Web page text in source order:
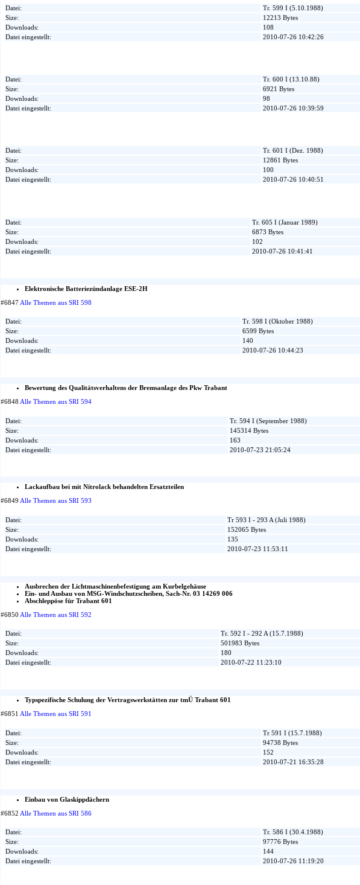
Datei:
Tr. 599 I (5.10.1988)
Size:
12213 Bytes
Downloads:
108
Datei eingestellt:
2010-07-26 10:42:26
Datei:
Tr. 600 I (13.10.88)
Size:
6921 Bytes
Downloads:
98
Datei eingestellt:
2010-07-26 10:39:59
Datei:
Tr. 601 I (Dez. 1988)
Size:
12861 Bytes
Downloads:
100
Datei eingestellt:
2010-07-26 10:40:51
Datei:
Tr. 605 I (Januar 1989)
Size:
6873 Bytes
Downloads:
102
Datei eingestellt:
2010-07-26 10:41:41
Elektronische Batteriezündanlage ESE-2H
#6847 Alle Themen aus SRI 598
Datei:
Tr. 598 I (Oktober 1988)
Size:
6599 Bytes
Downloads:
140
Datei eingestellt:
2010-07-26 10:44:23
Bewertung des Qualitätsverhaltens der Bremsanlage des Pkw Trabant
#6848 Alle Themen aus SRI 594
Datei:
Tr. 594 I (September 1988)
Size:
145314 Bytes
Downloads:
163
Datei eingestellt:
2010-07-23 21:05:24
Lackaufbau bei mit Nitrolack behandelten Ersatzteilen
#6849 Alle Themen aus SRI 593
Datei:
Tr 593 I - 293 A (Juli 1988)
Size:
152065 Bytes
Downloads:
135
Datei eingestellt:
2010-07-23 11:53:11
Ausbrechen der Lichtmaschinenbefestigung am Kurbelgehäuse
Ein- und Ausbau von MSG-Windschutzscheiben, Sach-Nr. 03 14269 006
Abschleppöse für Trabant 601
#6850 Alle Themen aus SRI 592
Datei:
Tr. 592 I - 292 A (15.7.1988)
Size:
501983 Bytes
Downloads:
180
Datei eingestellt:
2010-07-22 11:23:10
Typspezifische Schulung der Vertragswerkstätten zur tmÜ Trabant 601
#6851 Alle Themen aus SRI 591
Datei:
Tr 591 I (15.7.1988)
Size:
94738 Bytes
Downloads:
152
Datei eingestellt:
2010-07-21 16:35:28
Einbau von Glaskippdächern
#6852 Alle Themen aus SRI 586
Datei:
Tr. 586 I (30.4.1988)
Size:
97776 Bytes
Downloads:
144
Datei eingestellt:
2010-07-26 11:19:20